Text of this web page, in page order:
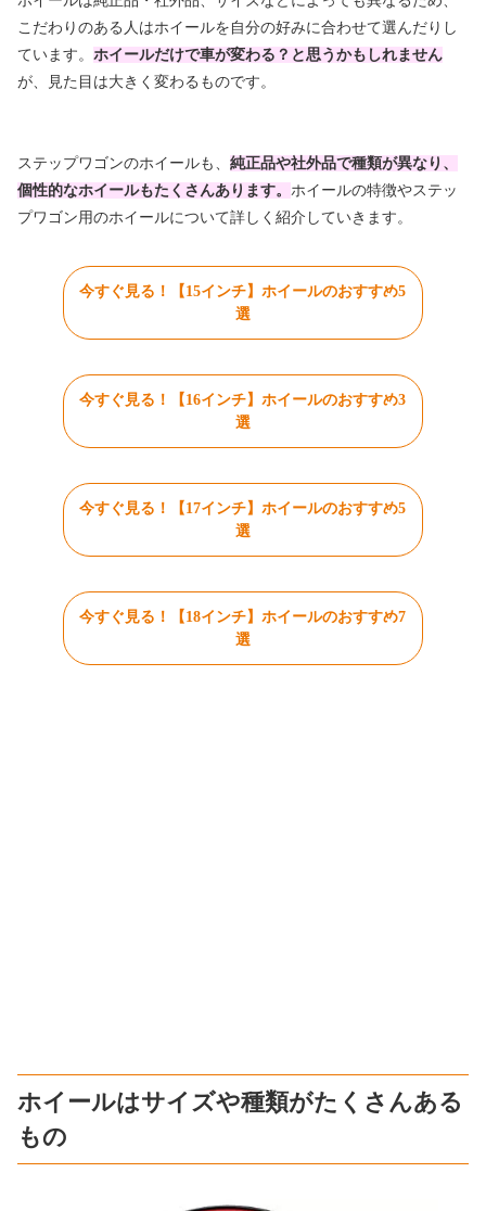
こだわりのある人はホイールを自分の好みに合わせて選んだりし
ています。 ホイールだけで車が変わる？と思うかもしれません
が、見た目は大きく変わるものです。
ステップワゴンのホイールも、 純正品や社外品で種類が異なり、
個性的なホイールもたくさんあります。 ホイールの特徴やステッ
プワゴン用のホイールについて詳しく紹介していきます。
今すぐ見る！【15インチ】ホイールのおすすめ5
選
今すぐ見る！【16インチ】ホイールのおすすめ3
選
今すぐ見る！【17インチ】ホイールのおすすめ5
選
今すぐ見る！【18インチ】ホイールのおすすめ7
選
ホイールはサイズや種類がたくさんある
もの